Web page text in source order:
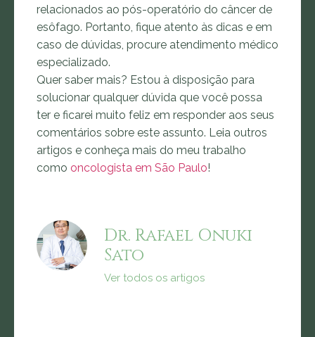
relacionados ao pós-operatório do câncer de
esôfago. Portanto, fique atento às dicas e em
caso de dúvidas, procure atendimento médico
especializado.
Quer saber mais? Estou à disposição para
solucionar qualquer dúvida que você possa
ter e ficarei muito feliz em responder aos seus
comentários sobre este assunto. Leia outros
artigos e conheça mais do meu trabalho
como oncologista em São Paulo!
Dr. Rafael Onuki
Sato
Ver todos os artigos